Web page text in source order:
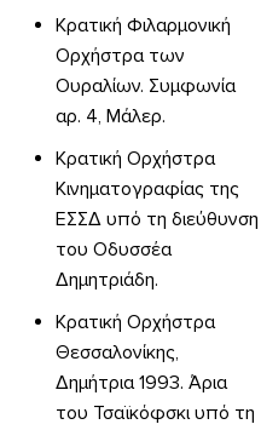
Κρατική Φιλαρμονική
Ορχήστρα των
Ουραλίων. Συμφωνία
αρ. 4, Μάλερ.
Κρατική Ορχήστρα
Κινηματογραφίας της
ΕΣΣΔ υπό τη διεύθυνση
του Οδυσσέα
Δημητριάδη.
Κρατική Ορχήστρα
Θεσσαλονίκης,
Δημήτρια 1993. Άρια
του Τσαϊκόφσκι υπό τη